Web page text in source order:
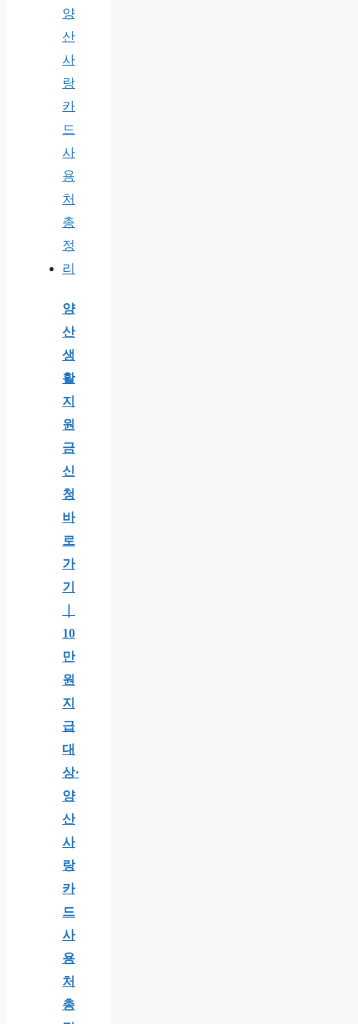
양
산
생
활
지
원
금
신
청
바
로
가
기
10
만
원
지
급
대
상·
양
산
사
랑
카
드
사
용
처
총